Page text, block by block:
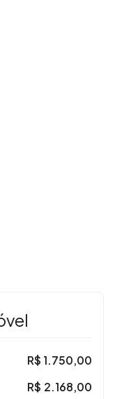
R$ 1.750,00
R$ 2.168,00